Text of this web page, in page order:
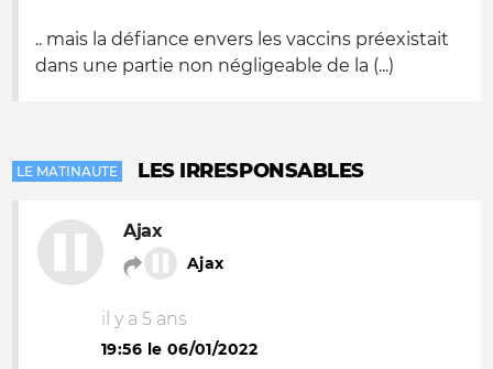
.. mais la défiance envers les vaccins préexistait
dans une partie non négligeable de la (...)
LE MATINAUTE LES IRRESPONSABLES
Ajax
Ajax
il y a 5 ans
19:56 le 06/01/2022